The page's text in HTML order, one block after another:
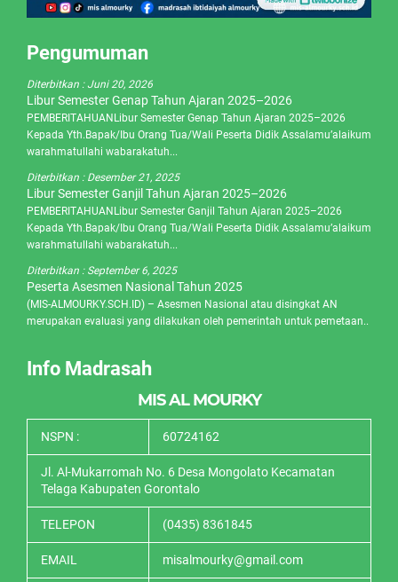
Pengumuman
Diterbitkan :Juni 20, 2026
Libur Semester Genap Tahun Ajaran 2025–2026
PEMBERITAHUANLibur Semester Genap Tahun Ajaran 2025–2026
Kepada Yth.Bapak/Ibu Orang Tua/Wali Peserta Didik Assalamu’alaikum
warahmatullahi wabarakatuh...
Diterbitkan : Desember 21, 2025
Libur Semester Ganjil Tahun Ajaran 2025–2026
PEMBERITAHUANLibur Semester Ganjil Tahun Ajaran 2025–2026
Kepada Yth.Bapak/Ibu Orang Tua/Wali Peserta Didik Assalamu’alaikum
warahmatullahi wabarakatuh...
Diterbitkan : September 6, 2025
Peserta Asesmen Nasional Tahun 2025
(MIS-ALMOURKY.SCH.ID) – Asesmen Nasional atau disingkat AN
merupakan evaluasi yang dilakukan oleh pemerintah untuk pemetaan..
Info Madrasah
MIS AL MOURKY
NSPN : 60724162
Jl. Al-Mukarromah No. 6 Desa Mongolato Kecamatan
Telaga Kabupaten Gorontalo
TELEPON (0435) 8361845
EMAIL misalmourky@gmail.com